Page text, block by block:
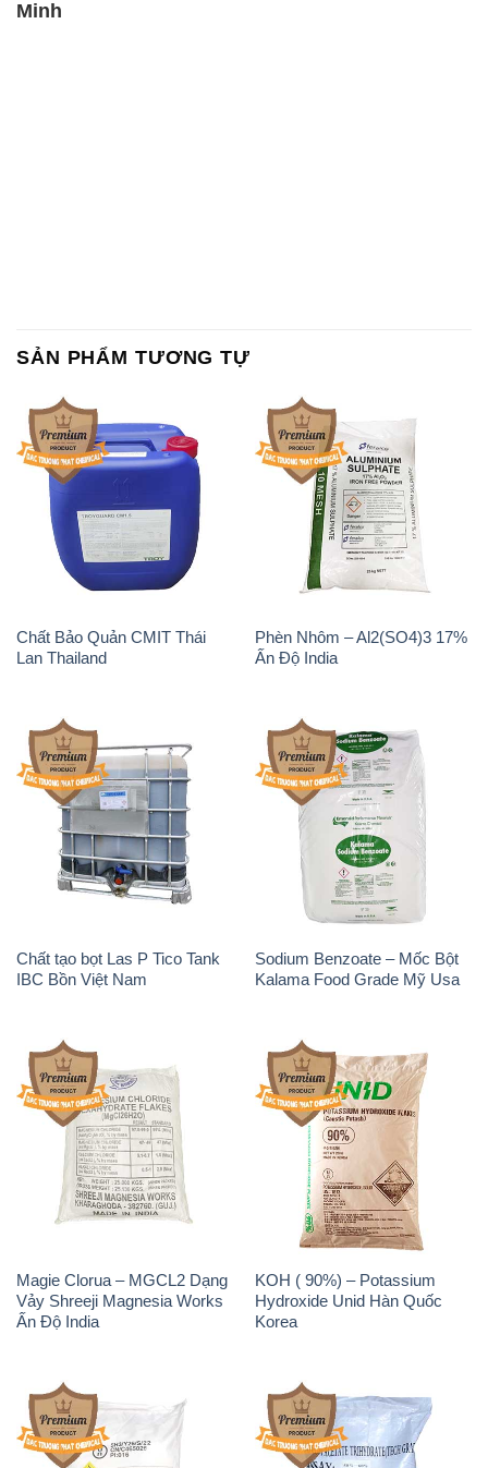
Minh
SẢN PHẨM TƯƠNG TỰ
Chất Bảo Quản CMIT Thái
Lan Thailand
Phèn Nhôm – Al2(SO4)3 17%
Ấn Độ India
Chất tạo bọt Las P Tico Tank
IBC Bồn Việt Nam
Sodium Benzoate – Mốc Bột
Kalama Food Grade Mỹ Usa
Magie Clorua – MGCL2 Dạng
Vảy Shreeji Magnesia Works
Ấn Độ India
KOH ( 90%) – Potassium
Hydroxide Unid Hàn Quốc
Korea